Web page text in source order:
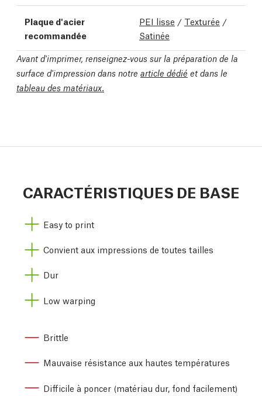
Plaque d'acier
recommandée
PEI lisse / Texturée /
Satinée
Avant d'imprimer, renseignez-vous sur la préparation de la
surface d'impression dans notre article dédié et dans le
tableau des matériaux.
CARACTÉRISTIQUES DE BASE
Easy to print
Convient aux impressions de toutes tailles
Dur
Low warping
Brittle
Mauvaise résistance aux hautes températures
Difficile à poncer (matériau dur, fond facilement)